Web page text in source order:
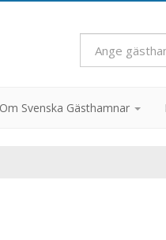
Om Svenska Gästhamnar